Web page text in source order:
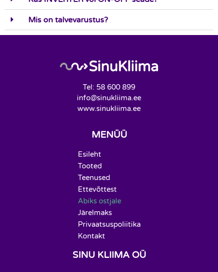
Mis on talvevarustus?
Tel: 58 600 899
info@sinukliima.ee
www.sinukliima.ee
MENÜÜ
Esileht
Tooted
Teenused
Ettevõttest
Abiks ostjale
Järelmaks
Privaatsuspoliitika
Kontakt
SINU KLIIMA OÜ